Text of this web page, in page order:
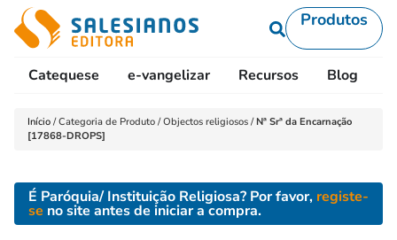
Produtos
Catequese e-vangelizar Recursos Blog
Início /Categoria de Produto /Objectos religiosos /Nª Srª da Encarnação
[17868-DROPS]
É Paróquia/ Instituição Religiosa? Por favor, registe-
se no site antes de iniciar a compra.